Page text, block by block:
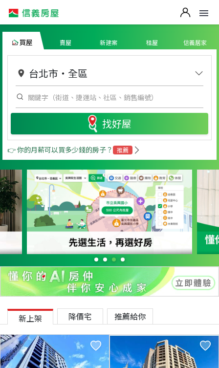
買屋 賣屋 新建案 租屋 信義居家
台北市 ・ 全區
找好屋
👉 你的月薪可以買多少錢的房子？ 推薦
新上架 降價宅 推薦給你